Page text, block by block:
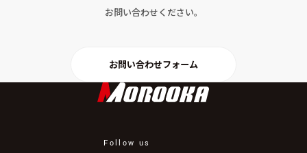
お問い合わせください。
お問い合わせフォーム
Follow us